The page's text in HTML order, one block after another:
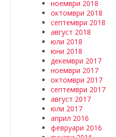
ноември 2018
октомври 2018
септември 2018
август 2018
юли 2018
юни 2018
декември 2017
ноември 2017
октомври 2017
септември 2017
август 2017
юли 2017
април 2016
февруари 2016